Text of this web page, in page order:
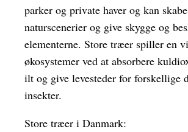
parker og private haver og kan
naturscenerier og give skygge og
elementerne. Store træer spiller en
økosystemer ved at absorbere
ilt og give levesteder for forskellige
insekter.
Store træer i Danmark: